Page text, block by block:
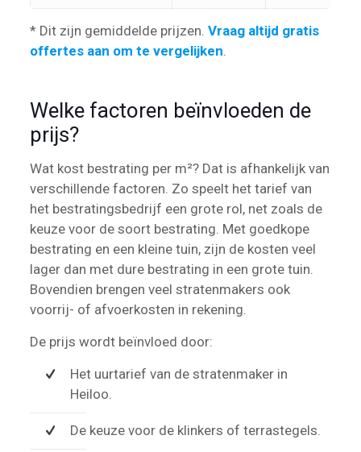
* Dit zijn gemiddelde prijzen. Vraag altijd gratis
offertes aan om te vergelijken.
Welke factoren beïnvloeden de
prijs?
Wat kost bestrating per m²? Dat is afhankelijk van
verschillende factoren. Zo speelt het tarief van
het bestratingsbedrijf een grote rol, net zoals de
keuze voor de soort bestrating. Met goedkope
bestrating en een kleine tuin, zijn de kosten veel
lager dan met dure bestrating in een grote tuin.
Bovendien brengen veel stratenmakers ook
voorrij- of afvoerkosten in rekening.
De prijs wordt beïnvloed door:
Het uurtarief van de stratenmaker in
Heiloo.
De keuze voor de klinkers of terrastegels.